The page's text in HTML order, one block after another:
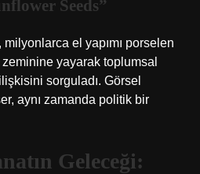
Seeds”
el yapımı porselen
yayarak toplumsal
sorguladı. Görsel
aynı zamanda politik bir
Geleceği: